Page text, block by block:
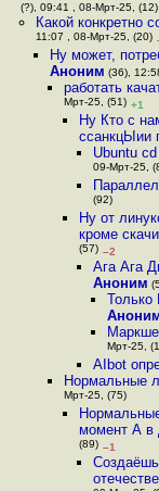
(?), 09:41 , 08-Мрт-25, (12)
Какой конкретно
11:07 , 08-Мрт-25, (20)
Ну может,
Аноним (36),
работать
Мрт-25, (51) +1
Ну Кто с
ссанкцЫии
Ubuntu
09-Мрт-25,
(92)
Ну от
кроме
(57) –2
Ага Ага
Аноним
Только
Мрт-25,
AIbot
Нормальные
Мрт-25, (75)
момент А в
(89) –1